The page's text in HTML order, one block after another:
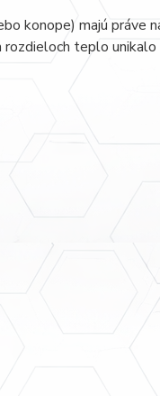
konope) majú práve
teplo